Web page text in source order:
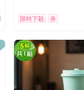
限時下殺 券